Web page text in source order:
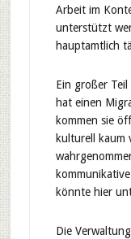
Arbeit im
unterstützt
hauptamtlich
Ein großer
hat einen
kommen sie
kulturell kaum
könnte hier
Die